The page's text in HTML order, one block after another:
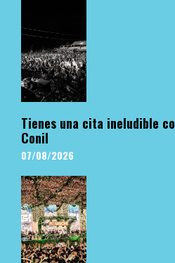
Tienes una cita ineludible
Conil
07/08/2026